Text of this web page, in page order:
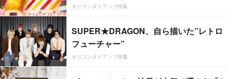
オリコンタイアップ特集
SUPER★DRAGON、自ら描いた”レトロ
フューチャー”
オリコンタイアップ特集